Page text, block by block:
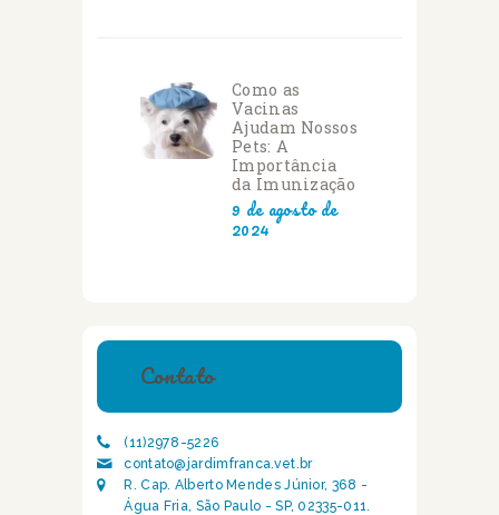
Como as
Vacinas
Ajudam Nossos
Pets: A
Importância
da Imunização
9 de agosto de
2024
Contato
(11)2978-5226
contato@jardimfranca.vet.br
R. Cap. Alberto Mendes Júnior, 368 -
Água Fria, São Paulo - SP, 02335-011.